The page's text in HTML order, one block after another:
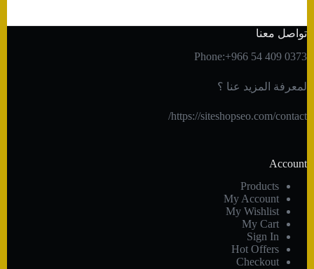
تواصل معنا
Phone:+966 54 409 0373
لمعرفة المزيد عنا ؟
https://siteshopseo.com/contact/
Account
Products
My Account
My Wishlist
My Cart
Sign In
Hot Offers
Checkout